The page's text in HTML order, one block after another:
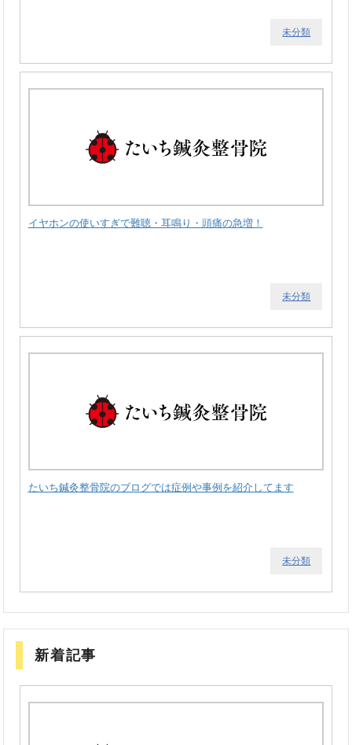
未分類
イヤホンの使いすぎで難聴・耳鳴り・頭痛の急増！
未分類
たいち鍼灸整骨院のブログでは症例や事例を紹介してます
未分類
新着記事